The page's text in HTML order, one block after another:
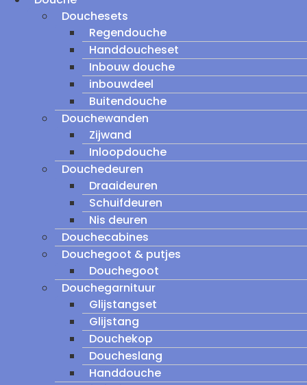
Douchesets
Regendouche
Handdoucheset
Inbouw douche
inbouwdeel
Buitendouche
Douchewanden
Zijwand
Inloopdouche
Douchedeuren
Draaideuren
Schuifdeuren
Nis deuren
Douchecabines
Douchegoot & putjes
Douchegoot
Douchegarnituur
Glijstangset
Glijstang
Douchekop
Doucheslang
Handdouche